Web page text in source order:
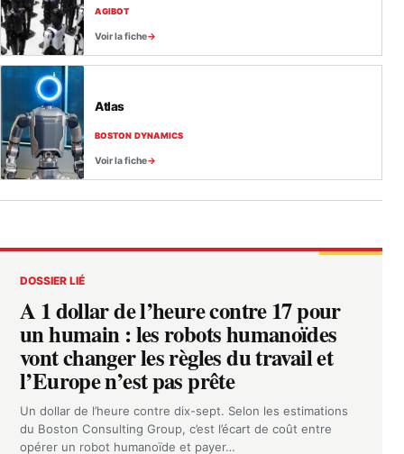
AGIBOT
Voir la fiche
Atlas
BOSTON DYNAMICS
Voir la fiche
DOSSIER LIÉ
A 1 dollar de l’heure contre 17 pour
un humain : les robots humanoïdes
vont changer les règles du travail et
l’Europe n’est pas prête
Un dollar de l’heure contre dix-sept. Selon les estimations
du Boston Consulting Group, c’est l’écart de coût entre
opérer un robot humanoïde et payer…